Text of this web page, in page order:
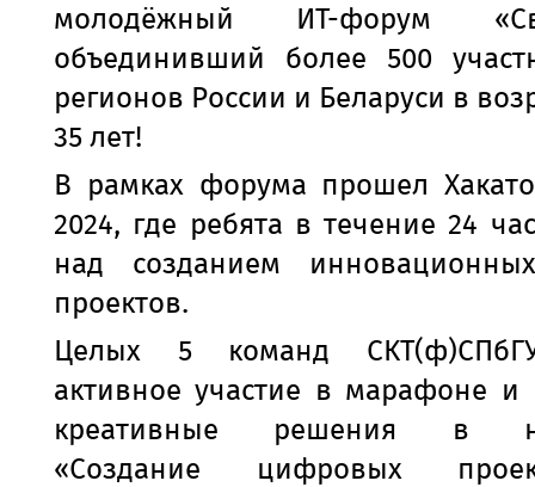
молодёжный ИТ-форум
объединивший более 500
регионов России и Беларуси в
35 лет!
В рамках форума прошел
2024, где ребята в течение 24
над созданием
проектов.
Целых 5 команд
активное участие в марафоне и
креативные решения в
«Создание цифровых